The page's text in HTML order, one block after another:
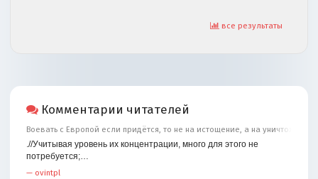
все результаты
Комментарии читателей
Воевать с Европой если придётся, то не на истощение, а на уничтожение
.//Учитывая уровень их концентрации, много для этого не
потребуется;…
— ovintpl